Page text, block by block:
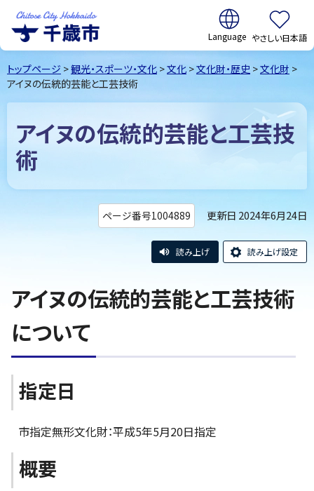
千歳市Chitose
City Hokkaido
翻訳:
やさしい日本語
トップページ >観光・スポーツ・文化 >文化 >文化財・歴史 >文化財 >
アイヌの伝統的芸能と工芸技術
アイヌの伝統的芸能と工芸技
術
ページ番号1004889 更新日 2024年6月24日
読み上げ 読み上げ設定
アイヌの伝統的芸能と工芸技術
について
指定日
市指定無形文化財：平成5年5月20日指定
概要